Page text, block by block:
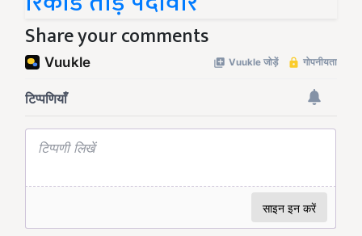
Share your comments